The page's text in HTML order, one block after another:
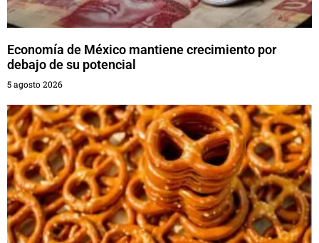
Economía de México mantiene crecimiento por
debajo de su potencial
5 agosto 2026